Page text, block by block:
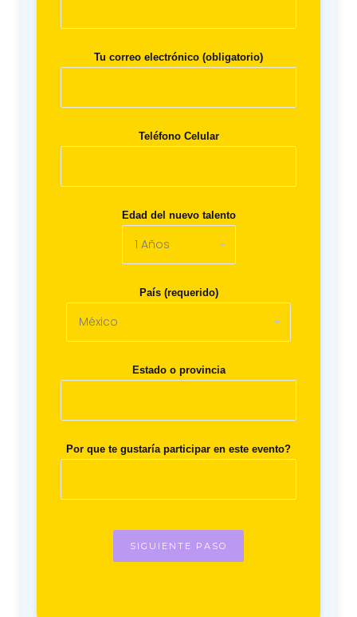
Tu correo electrónico (obligatorio)
Teléfono Celular
Edad del nuevo talento
País (requerido)
Estado o provincia
Por que te gustaría participar en este evento?